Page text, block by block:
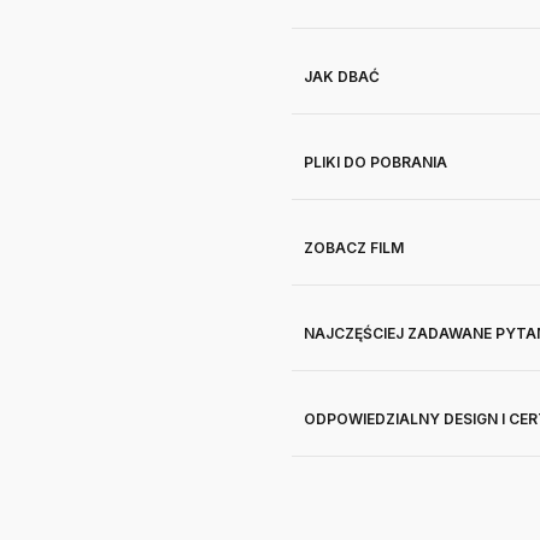
JAK DBAĆ
PLIKI DO POBRANIA
ZOBACZ FILM
NAJCZĘŚCIEJ ZADAWANE
ODPOWIEDZIALNY DESIGN I